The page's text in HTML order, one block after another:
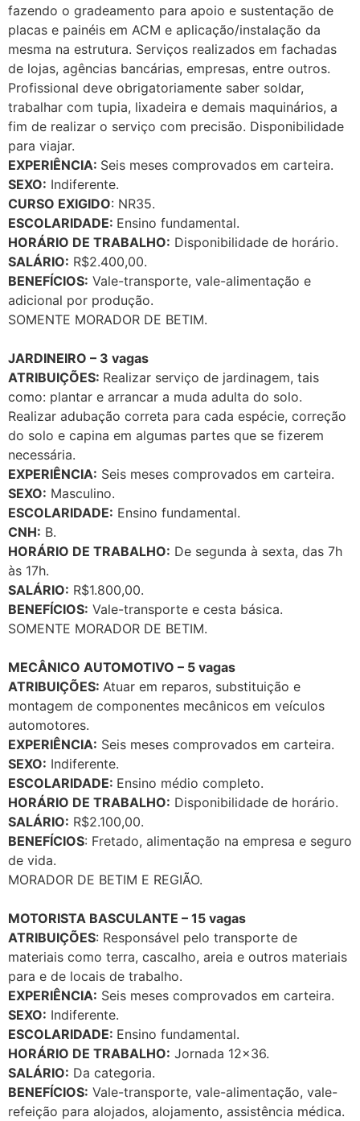
fazendo o gradeamento para apoio e sustentação de
placas e painéis em ACM e aplicação/instalação da
mesma na estrutura. Serviços realizados em fachadas
de lojas, agências bancárias, empresas, entre outros.
Profissional deve obrigatoriamente saber soldar,
trabalhar com tupia, lixadeira e demais maquinários, a
fim de realizar o serviço com precisão. Disponibilidade
para viajar.
EXPERIÊNCIA: Seis meses comprovados em carteira.
SEXO: Indiferente.
CURSO EXIGIDO: NR35.
ESCOLARIDADE: Ensino fundamental.
HORÁRIO DE TRABALHO: Disponibilidade de horário.
SALÁRIO: R$2.400,00.
BENEFÍCIOS: Vale-transporte, vale-alimentação e
adicional por produção.
SOMENTE MORADOR DE BETIM.
JARDINEIRO – 3 vagas
ATRIBUIÇÕES: Realizar serviço de jardinagem, tais
como: plantar e arrancar a muda adulta do solo.
Realizar adubação correta para cada espécie, correção
do solo e capina em algumas partes que se fizerem
necessária.
EXPERIÊNCIA: Seis meses comprovados em carteira.
SEXO: Masculino.
ESCOLARIDADE: Ensino fundamental.
CNH: B.
HORÁRIO DE TRABALHO: De segunda à sexta, das 7h
às 17h.
SALÁRIO: R$1.800,00.
BENEFÍCIOS: Vale-transporte e cesta básica.
SOMENTE MORADOR DE BETIM.
MECÂNICO AUTOMOTIVO – 5 vagas
ATRIBUIÇÕES: Atuar em reparos, substituição e
montagem de componentes mecânicos em veículos
automotores.
EXPERIÊNCIA: Seis meses comprovados em carteira.
SEXO: Indiferente.
ESCOLARIDADE: Ensino médio completo.
HORÁRIO DE TRABALHO: Disponibilidade de horário.
SALÁRIO: R$2.100,00.
BENEFÍCIOS: Fretado, alimentação na empresa e seguro
de vida.
MORADOR DE BETIM E REGIÃO.
MOTORISTA BASCULANTE – 15 vagas
ATRIBUIÇÕES: Responsável pelo transporte de
materiais como terra, cascalho, areia e outros materiais
para e de locais de trabalho.
EXPERIÊNCIA: Seis meses comprovados em carteira.
SEXO: Indiferente.
ESCOLARIDADE: Ensino fundamental.
HORÁRIO DE TRABALHO: Jornada 12×36.
SALÁRIO: Da categoria.
BENEFÍCIOS: Vale-transporte, vale-alimentação, vale-
refeição para alojados, alojamento, assistência médica.